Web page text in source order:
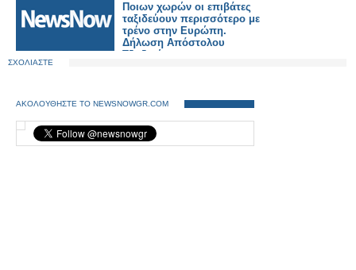
Ποιων χωρών οι επιβάτες
ταξιδεύουν περισσότερο με
τρένο στην Ευρώπη.
Δήλωση Απόστολου
Τζιτζικώστα.
ΣΧΟΛΙΑΣΤΕ
ΑΚΟΛΟΥΘΗΣΤΕ ΤΟ NEWSNOWGR.COM